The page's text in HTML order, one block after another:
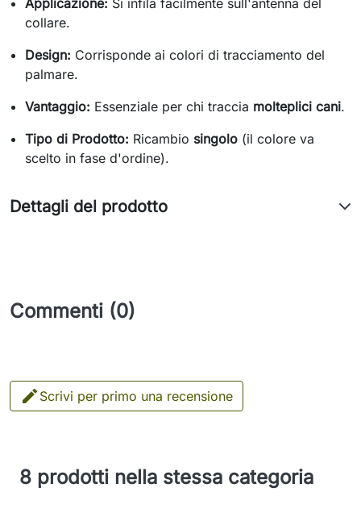
Applicazione: Si infila facilmente sull'antenna del
collare.
Design: Corrisponde ai colori di tracciamento del
palmare.
Vantaggio: Essenziale per chi traccia molteplici cani.
Tipo di Prodotto: Ricambio singolo (il colore va
scelto in fase d'ordine).
Dettagli del prodotto
Commenti (0)
 Scrivi per primo una recensione
8 prodotti nella stessa categoria